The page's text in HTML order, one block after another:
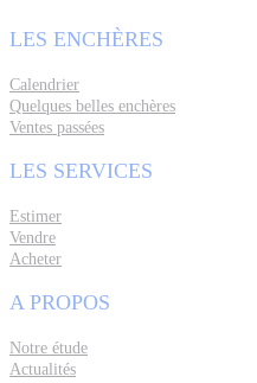
LES ENCHÈRES
Calendrier
Quelques belles enchères
Ventes passées
LES SERVICES
Estimer
Vendre
Acheter
A PROPOS
Notre étude
Actualités